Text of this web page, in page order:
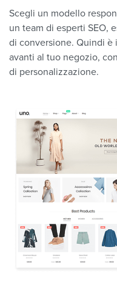
Scegli un modello
un team di esperti SEO,
di conversione. Quindi è
avanti al tuo negozio,
di personalizzazione.